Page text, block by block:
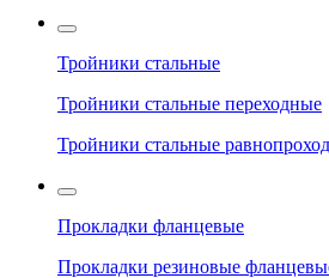
Тройники стальные
Тройники стальные переходные
Тройники стальные
Прокладки фланцевые
Прокладки резиновые